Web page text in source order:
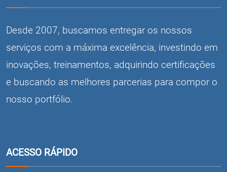
Desde 2007, buscamos entregar os nossos
serviços com a máxima excelência, investindo em
inovações, treinamentos, adquirindo certificações
e buscando as melhores parcerias para compor o
nosso portfólio.
ACESSO RÁPIDO